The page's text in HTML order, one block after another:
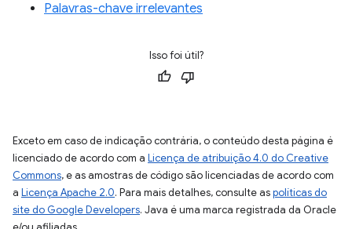
Palavras-chave irrelevantes
Isso foi útil?
Exceto em caso de indicação contrária, o conteúdo desta página é
licenciado de acordo com a Licença de atribuição 4.0 do Creative
Commons, e as amostras de código são licenciadas de acordo com
a Licença Apache 2.0. Para mais detalhes, consulte aspolíticas do
site do Google Developers. Java é uma marca registrada da Oracle